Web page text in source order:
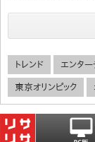
トレンド エンター
東京オリンピック